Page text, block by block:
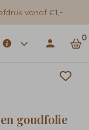
vanaf €1,-
0
goudfolie